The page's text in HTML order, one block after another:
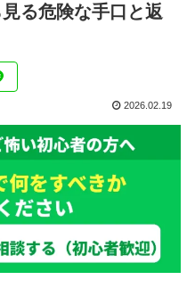
る危険な手口と返
2026.02.19